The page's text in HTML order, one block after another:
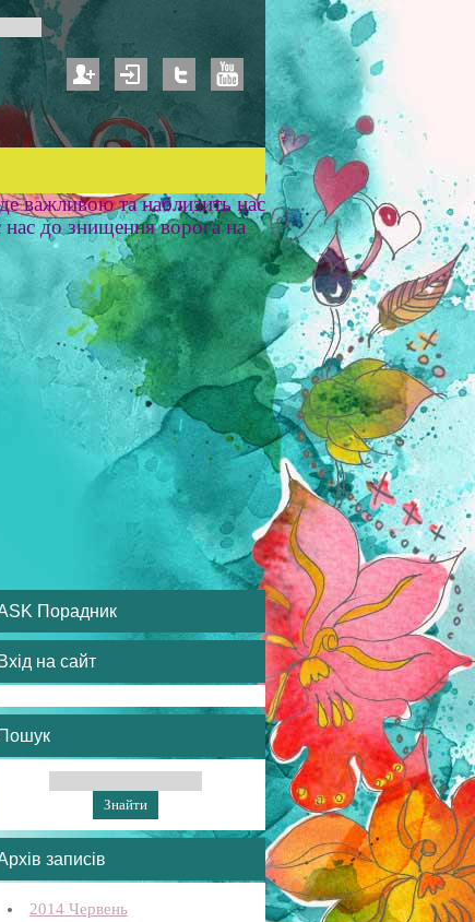
важливою та наблизить нас
до знищення ворога на
Порадник
Вхід на сайт
Пошук
записів
2014 Червень